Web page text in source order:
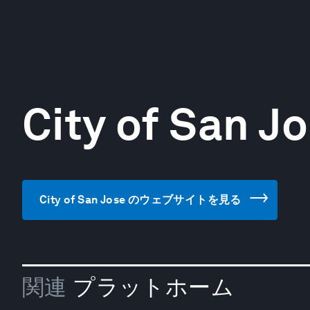
City of San
City of San Jose のウェブサイトを見る
関連 プラットホーム